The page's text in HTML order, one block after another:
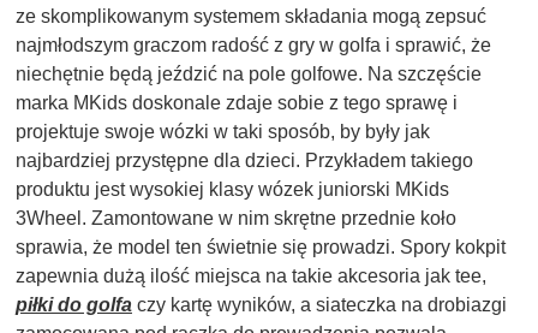
ze skomplikowanym systemem składania mogą zepsuć
najmłodszym graczom radość z gry w golfa i sprawić, że
niechętnie będą jeździć na pole golfowe. Na szczęście
marka MKids doskonale zdaje sobie z tego sprawę i
projektuje swoje wózki w taki sposób, by były jak
najbardziej przystępne dla dzieci. Przykładem takiego
produktu jest wysokiej klasy wózek juniorski MKids
3Wheel. Zamontowane w nim skrętne przednie koło
sprawia, że model ten świetnie się prowadzi. Spory kokpit
zapewnia dużą ilość miejsca na takie akcesoria jak tee,
piłki do golfa czy kartę wyników, a siateczka na drobiazgi